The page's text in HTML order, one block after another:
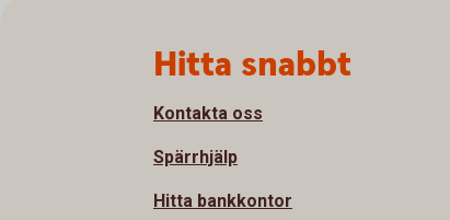
Hitta snabbt
Kontakta oss
Spärrhjälp
Hitta bankkontor